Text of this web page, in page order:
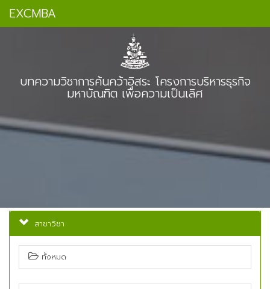
EXCMBA
บทความวิชาการค้นคว้าอิสระ โครงการบริหารธุรกิจ
มหาบัณฑิต เพื่อความเป็นเลิศ
สาขาวิชา
ทั้งหมด